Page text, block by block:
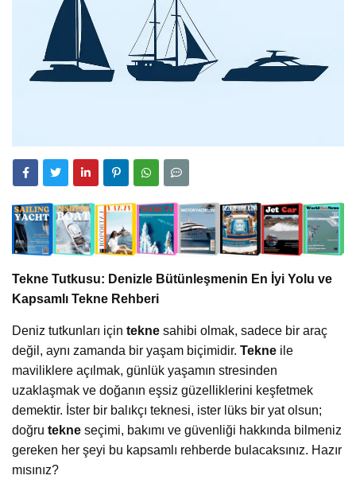
Tekne Tutkusu: Denizle Bütünleşmenin En İyi Yolu ve
Kapsamlı Tekne Rehberi
Deniz tutkunları için tekne sahibi olmak, sadece bir araç
değil, aynı zamanda bir yaşam biçimidir. Tekne ile
maviliklere açılmak, günlük yaşamın stresinden
uzaklaşmak ve doğanın eşsiz güzelliklerini keşfetmek
demektir. İster bir balıkçı teknesi, ister lüks bir yat olsun;
doğru tekne seçimi, bakımı ve güvenliği hakkında bilmeniz
gereken her şeyi bu kapsamlı rehberde bulacaksınız. Hazır
mısınız?